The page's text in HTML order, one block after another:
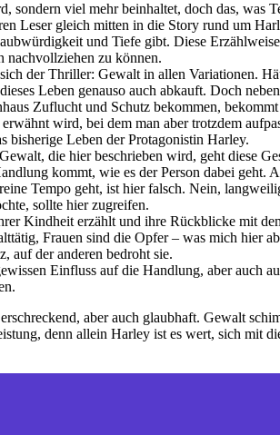
viel mehr beinhaltet, doch das, was
Leser gleich mitten in die Story rund um
und Tiefe gibt. Diese
nachvollziehen zu können.
der Thriller: Gewalt in allen Variationen.
Leben genauso auch abkauft. Doch
Zuflucht und Schutz bekommen,
wird, bei dem man aber trotzdem
bisherige Leben der Protagonistin Harley.
die hier beschrieben wird, geht diese
kommt, wie es der Person dabei geht.
Tempo geht, ist hier falsch. Nein,
sollte hier zugreifen.
Kindheit erzählt und ihre Rückblicke mit
Frauen sind die Opfer – was mich hier
auf der anderen bedroht sie.
Einfluss auf die Handlung, aber auch
aber auch glaubhaft. Gewalt
denn allein Harley ist es wert, sich mit